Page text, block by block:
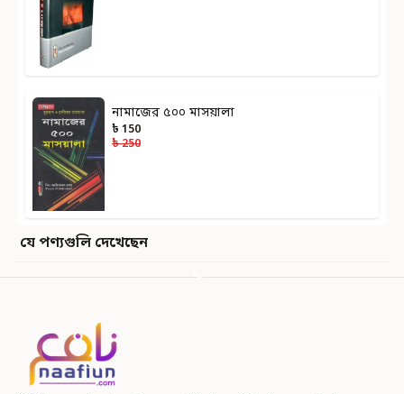
নামাজের ৫০০ মাসয়ালা
৳ 150
৳ 250
যে পণ্যগুলি দেখেছেন